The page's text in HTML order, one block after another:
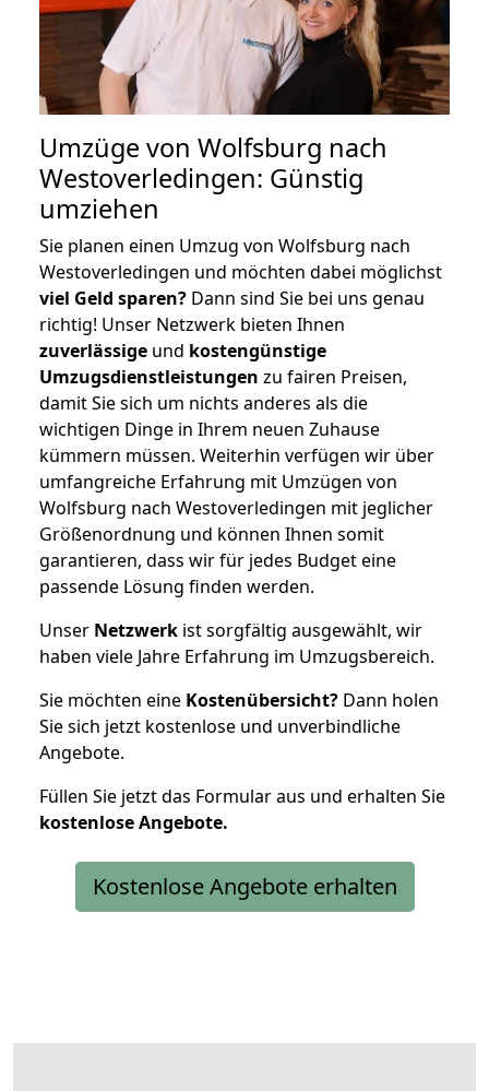
Umzüge von Wolfsburg nach
Westoverledingen: Günstig
umziehen
Sie planen einen Umzug von Wolfsburg nach
Westoverledingen und möchten dabei möglichst
viel Geld sparen? Dann sind Sie bei uns genau
richtig! Unser Netzwerk bieten Ihnen
zuverlässige und kostengünstige
Umzugsdienstleistungen zu fairen Preisen,
damit Sie sich um nichts anderes als die
wichtigen Dinge in Ihrem neuen Zuhause
kümmern müssen. Weiterhin verfügen wir über
umfangreiche Erfahrung mit Umzügen von
Wolfsburg nach Westoverledingen mit jeglicher
Größenordnung und können Ihnen somit
garantieren, dass wir für jedes Budget eine
passende Lösung finden werden.
Unser Netzwerk ist sorgfältig ausgewählt, wir
haben viele Jahre Erfahrung im Umzugsbereich.
Sie möchten eine Kostenübersicht? Dann holen
Sie sich jetzt kostenlose und unverbindliche
Angebote.
Füllen Sie jetzt das Formular aus und erhalten Sie
kostenloseAngebote.
Kostenlose Angebote erhalten